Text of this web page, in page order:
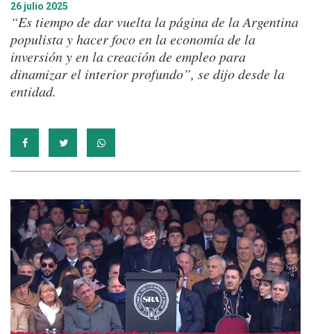
26 julio 2025
“Es tiempo de dar vuelta la página de la Argentina
populista y hacer foco en la economía de la
inversión y en la creación de empleo para
dinamizar el interior profundo”, se dijo desde la
entidad.